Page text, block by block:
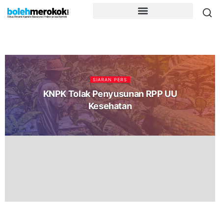
SIARAN PERS
KNPK Tolak Penyusunan RPP UU
Kesehatan